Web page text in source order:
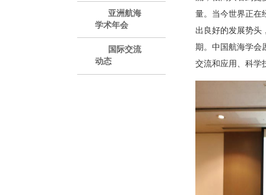
亚洲航海
学术年会
国际交流
动态
量。当今世界正在
出良好的发展势头
期。中国航海学会
交流和应用、科学